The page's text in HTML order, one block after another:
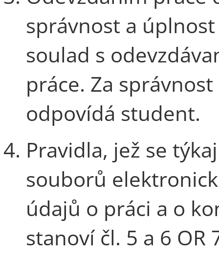
správnost a
soulad s
práce. Za
odpovídá student.
Pravidla, jež se
souborů
údajů o práci a o
stanoví čl. 5 a 6 OR